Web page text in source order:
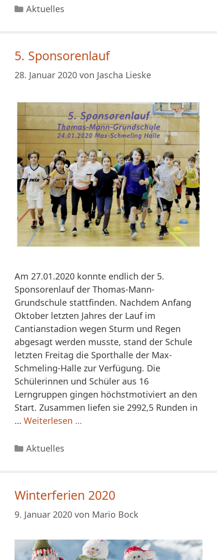
Kategorien
Aktuelles
5. Sponsorenlauf
28. Januar 2020 von Jascha Lieske
Am 27.01.2020 konnte endlich der 5.
Sponsorenlauf der Thomas-Mann-
Grundschule stattfinden. Nachdem Anfang
Oktober letzten Jahres der Lauf im
Cantianstadion wegen Sturm und Regen
abgesagt werden musste, stand der Schule
letzten Freitag die Sporthalle der Max-
Schmeling-Halle zur Verfügung. Die
Schülerinnen und Schüler aus 16
Lerngruppen gingen höchstmotiviert an den
Start. Zusammen liefen sie 2992,5 Runden in
… Weiterlesen …
Kategorien
Aktuelles
Winterferien 2020
9. Januar 2020 von Mario Bock